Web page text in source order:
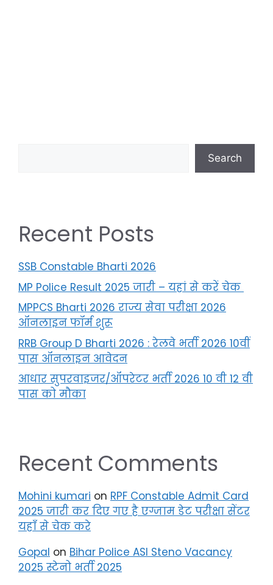
Search
Recent Posts
SSB Constable Bharti 2026
MP Police Result 2025 जारी – यहां से करें चेक
MPPCS Bharti 2026 राज्य सेवा परीक्षा 2026
ऑनलाइन फॉर्म शुरू
RRB Group D Bharti 2026 : रेलवे भर्ती 2026 10वीं
पास ऑनलाइन आवेदन
आधार सुपरवाइजर/ऑपरेटर भर्ती 2026 10 वी 12 वी
पास को मौका
Recent Comments
Mohini kumari on RPF Constable Admit Card
2025 जारी कर दिए गए है एग्जाम डेट परीक्षा सेंटर
यहाँ से चेक करे
Gopal on Bihar Police ASI Steno Vacancy
2025 स्टेनो भर्ती 2025